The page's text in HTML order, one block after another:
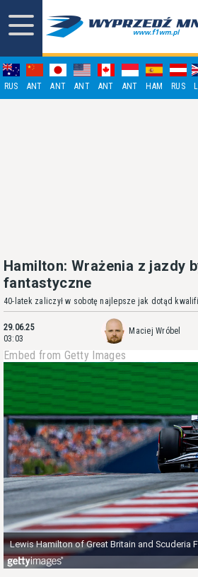
RUS ANT ANT ANT ANT ANT HAM RUS
Hamilton: Wrażenia z jazdy
fantastyczne
40-latek zaliczył w sobotę najlepsze jak dotąd
29.06.25
03:03
Maciej Wróbel
Embed from Getty Images